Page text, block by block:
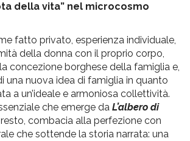
della vita” nel microcosmo
fatto privato, esperienza individuale,
della donna con il proprio corpo,
concezione borghese della famiglia e,
una nuova idea di famiglia in quanto
a un’ideale e armoniosa collettività.
che emerge da L’albero di
combacia alla perfezione con
che sottende la storia narrata: una